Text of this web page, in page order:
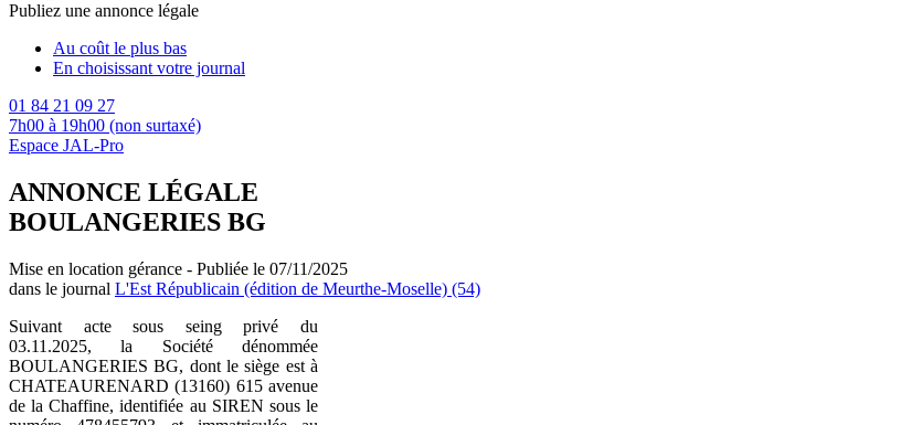
Publiez une annonce légale
Au coût le plus bas
En choisissant votre journal
01 84 21 09 27
7h00 à 19h00 (non surtaxé)
Espace JAL-Pro
ANNONCE LÉGALE
BOULANGERIES BG
Mise en location gérance - Publiée le 07/11/2025
dans le journal L'Est Républicain (édition de Meurthe-Moselle) (54)
Suivant acte sous seing privé du
03.11.2025, la Société dénommée
BOULANGERIES BG, dont le siège est à
CHATEAURENARD (13160) 615 avenue
de la Chaffine, identifiée au SIREN sous le